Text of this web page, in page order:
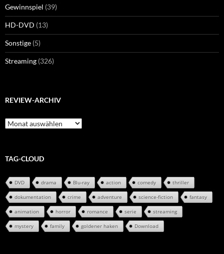
Gewinnspiel (39)
HD-DVD (13)
Sonstige (5)
Streaming (326)
REVIEW-ARCHIV
Review-
Archiv
TAG-CLOUD
DVD drama Blu-ray action comedy thriller
dokumentation crime adventure science-fiction fantasy
animation horror romance serie streaming
mystery family goldener haken Download